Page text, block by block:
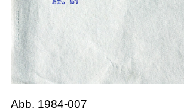
Abb. 1984-007